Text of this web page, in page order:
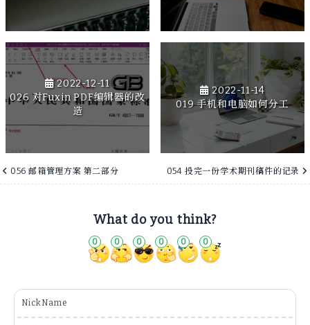
2022-12-11
026 对Fuxin PDF编辑器的改
造
2022-11-14
019 手机和电脑如何分工
056 邮箱管理方案 第二部分 054 投完一份学术期刊稿件的记录
What do you think?
0 0 0 0 0 0
NickName